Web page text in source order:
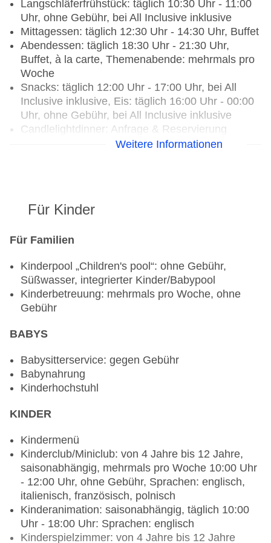
Langschläferfrühstück: täglich 10:30 Uhr - 11:00
Uhr, ohne Gebühr, bei All Inclusive inklusive
Mittagessen: täglich 12:30 Uhr - 14:30 Uhr, Buffet
Abendessen: täglich 18:30 Uhr - 21:30 Uhr,
Buffet, à la carte, Themenabende: mehrmals pro
Woche
Snacks: täglich 12:00 Uhr - 17:00 Uhr, bei All
Inclusive inklusive, Eis: täglich 16:00 Uhr - 00:00
Uhr, ohne Gebühr, bei All Inclusive inklusive
Candlelightdinner: Anfrage & Reservierung
notwendig, gegen Gebühr, Barzahlung, gesetztes
ab 0 Jahre, Küche: international, mediterran,
Gebühr, bei All Inclusive inklusive, Anfrage &
ohne Gebühr, bei All Inclusive inklusive, Anfrage
& Reservierung notwendig, Kindermenü: ohne
Gebühr, bei All Inclusive inklusive, Anfrage &
Reservierung notwendig, lactosefreie Gerichte:
& Reservierung notwendig, vegetarische
Anfrage & Reservierung nicht notwendig, vegane
Gerichte: ohne Gebühr, bei All Inclusive inklusive,
Buffet, Showcooking, Dinearound, Anfrage &
All Inclusive inklusive, April - Oktober, täglich
05:00 Uhr - 07:00 Uhr, täglich 07:00 Uhr - 11:00
Uhr, täglich 12:30 Uhr - 14:30 Uhr, täglich 18:30
Uhr - 21:30 Uhr, klimatisierbar, mit Terrasse,
Kinderhochstuhl, angemessene Kleidung
erwünscht
Spezialitätenrestaurant „"Al Fresco" Italian Theme
Restaurant“: ab 0 Jahre, Küche: italienisch, à la
carte, Anfrage & Reservierung notwendig, ohne
Weitere Informationen
Für Kinder
Für Familien
Kinderpool „Children's pool“: ohne Gebühr,
Süßwasser, integrierter Kinder/Babypool
Kinderbetreuung: mehrmals pro Woche, ohne
Gebühr
BABYS
Babysitterservice: gegen Gebühr
Babynahrung
Kinderhochstuhl
KINDER
Kindermenü
Kinderclub/Miniclub: von 4 Jahre bis 12 Jahre,
saisonabhängig, mehrmals pro Woche 10:00 Uhr
- 12:00 Uhr, ohne Gebühr, Sprachen: englisch,
italienisch, französisch, polnisch
Kinderanimation: saisonabhängig, täglich 10:00
Uhr - 18:00 Uhr: Sprachen: englisch
Kinderspielzimmer: von 4 Jahre bis 12 Jahre